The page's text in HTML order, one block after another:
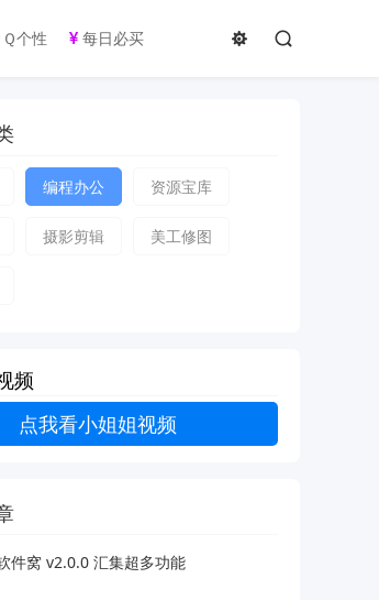
Ｑ个性 每日必买
编程办公 资源宝库
摄影剪辑 美工修图
频
点我看小姐姐视频
件窝 v2.0.0 汇集超多功能